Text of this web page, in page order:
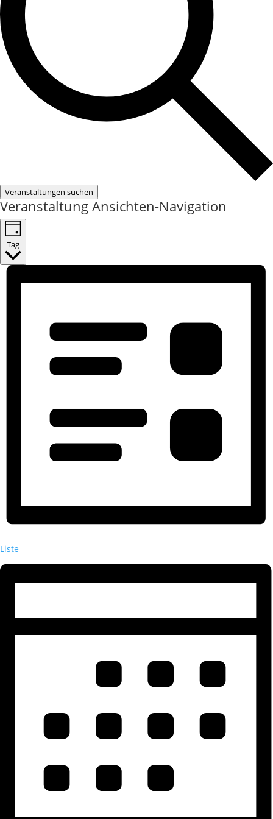
Veranstaltungen suchen
Veranstaltung Ansichten-Navigation
Tag
Liste